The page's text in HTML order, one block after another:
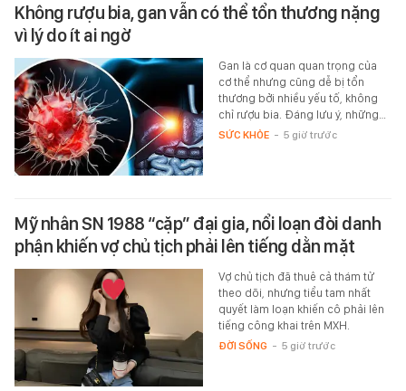
Không rượu bia, gan vẫn có thể tổn thương nặng
vì lý do ít ai ngờ
Gan là cơ quan quan trọng của
cơ thể nhưng cũng dễ bị tổn
thương bởi nhiều yếu tố, không
chỉ rượu bia. Đáng lưu ý, những…
SỨC KHỎE - 5 giờ trước
Mỹ nhân SN 1988 “cặp” đại gia, nổi loạn đòi danh
phận khiến vợ chủ tịch phải lên tiếng dằn mặt
Vợ chủ tịch đã thuê cả thám tử
theo dõi, nhưng tiểu tam nhất
quyết làm loạn khiến cô phải lên
tiếng công khai trên MXH.
ĐỜI SỐNG - 5 giờ trước